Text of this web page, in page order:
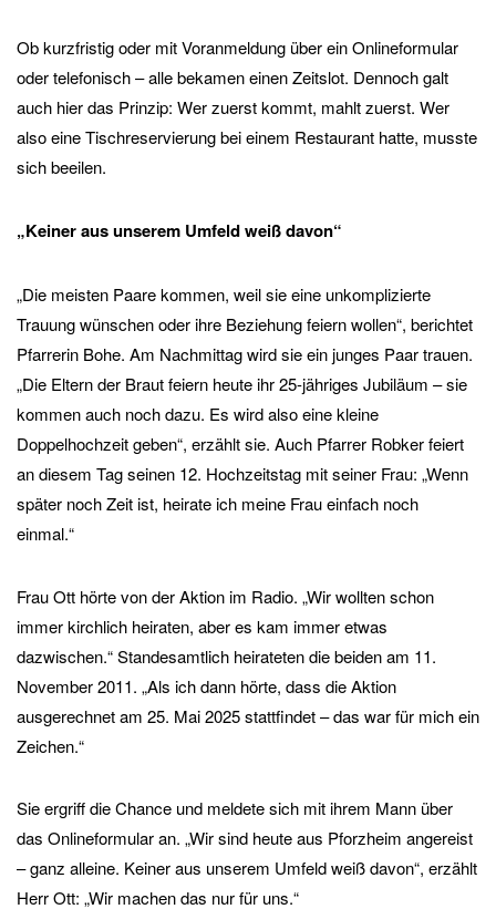
Ob kurzfristig oder mit Voranmeldung über ein Onlineformular
oder telefonisch – alle bekamen einen Zeitslot. Dennoch galt
auch hier das Prinzip: Wer zuerst kommt, mahlt zuerst. Wer
also eine Tischreservierung bei einem Restaurant hatte, musste
sich beeilen.
„Keiner aus unserem Umfeld weiß davon“
„Die meisten Paare kommen, weil sie eine unkomplizierte
Trauung wünschen oder ihre Beziehung feiern wollen“, berichtet
Pfarrerin Bohe. Am Nachmittag wird sie ein junges Paar trauen.
„Die Eltern der Braut feiern heute ihr 25-jähriges Jubiläum – sie
kommen auch noch dazu. Es wird also eine kleine
Doppelhochzeit geben“, erzählt sie. Auch Pfarrer Robker feiert
an diesem Tag seinen 12. Hochzeitstag mit seiner Frau: „Wenn
später noch Zeit ist, heirate ich meine Frau einfach noch
einmal.“
Frau Ott hörte von der Aktion im Radio. „Wir wollten schon
immer kirchlich heiraten, aber es kam immer etwas
dazwischen.“ Standesamtlich heirateten die beiden am 11.
November 2011. „Als ich dann hörte, dass die Aktion
ausgerechnet am 25. Mai 2025 stattfindet – das war für mich ein
Zeichen.“
Sie ergriff die Chance und meldete sich mit ihrem Mann über
das Onlineformular an. „Wir sind heute aus Pforzheim angereist
– ganz alleine. Keiner aus unserem Umfeld weiß davon“, erzählt
Herr Ott: „Wir machen das nur für uns.“